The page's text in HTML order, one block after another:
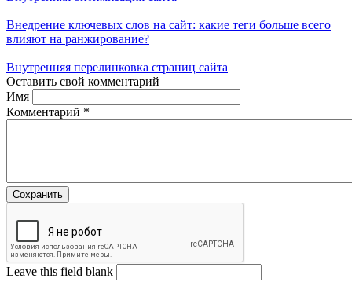
Внедрение ключевых слов на сайт: какие теги больше всего
влияют на ранжирование?
Внутренняя перелинковка страниц сайта
Оставить свой комментарий
Имя
Комментарий *
Leave this field blank